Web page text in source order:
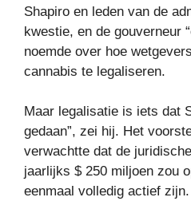
Shapiro en leden van de
kwestie, en de gouverneur
noemde over hoe
cannabis te legaliseren.
Maar legalisatie is iets dat
gedaan”, zei hij. Het
verwachtte dat de
jaarlijks $ 250 miljoen zou
eenmaal volledig actief zijn.